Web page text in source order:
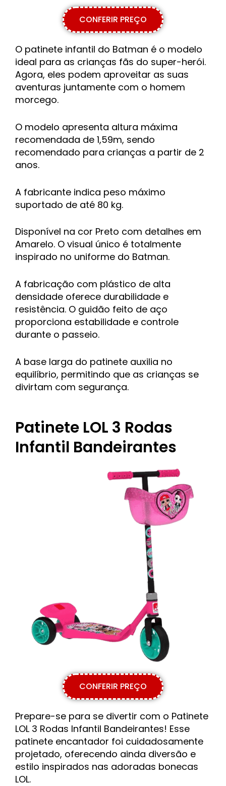
CONFERIR PREÇO
O patinete infantil do Batman é o modelo
ideal para as crianças fãs do super-herói.
Agora, eles podem aproveitar as suas
aventuras juntamente com o homem
morcego.
O modelo apresenta altura máxima
recomendada de 1,59m, sendo
recomendado para crianças a partir de 2
anos.
A fabricante indica peso máximo
suportado de até 80 kg.
Disponível na cor Preto com detalhes em
Amarelo. O visual único é totalmente
inspirado no uniforme do Batman.
A fabricação com plástico de alta
densidade oferece durabilidade e
resistência. O guidão feito de aço
proporciona estabilidade e controle
durante o passeio.
A base larga do patinete auxilia no
equilíbrio, permitindo que as crianças se
divirtam com segurança.
Patinete LOL 3 Rodas
Infantil Bandeirantes
CONFERIR PREÇO
Prepare-se para se divertir com o Patinete
LOL 3 Rodas Infantil Bandeirantes! Esse
patinete encantador foi cuidadosamente
projetado, oferecendo ainda diversão e
estilo inspirados nas adoradas bonecas
LOL.